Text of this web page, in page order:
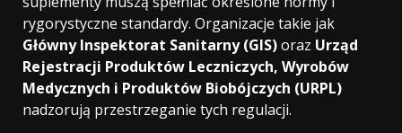
rygorystyczne standardy. Organizacje takie jak
Główny Inspektorat Sanitarny (GIS)oraz Urząd
Rejestracji Produktów Leczniczych, Wyrobów
Medycznych i Produktów Biobójczych (URPL)
nadzorują przestrzeganie tych regulacji.